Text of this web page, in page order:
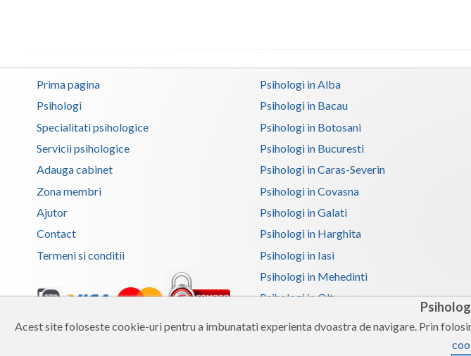
Acest site foloseste cookie-uri pentru a imbunatati experienta dvoastra de navigare. Prin
Prima pagina
Psihologi
Specialitati psihologice
Servicii psihologice
Adauga cabinet
Zona membri
Ajutor
Contact
Termeni si conditii
Copyright 2026 Reframing SRL
Psihologi in Alba
Psihologi in Bacau
Psihologi in Botosani
Psihologi in Bucuresti
Psihologi in Caras-Severin
Psihologi in Covasna
Psihologi in Galati
Psihologi in Harghita
Psihologi in Iasi
Psihologi in Mehedinti
Psihologi in Olt